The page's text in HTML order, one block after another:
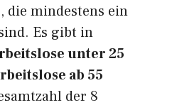
, die mindestens ein
Es gibt in
unter 25
ab 55
der 8